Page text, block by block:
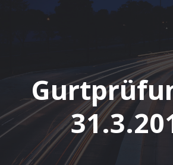
Zum